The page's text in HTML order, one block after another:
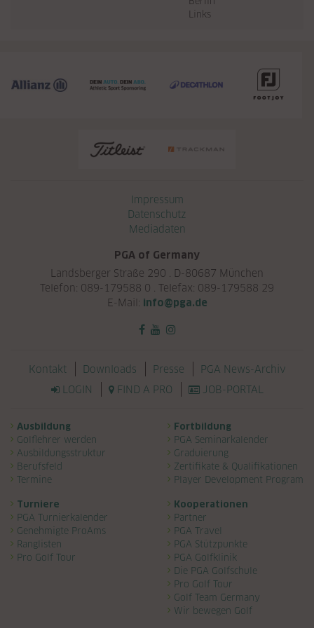
Links
Impressum
Datenschutz
Mediadaten
PGA of Germany
Landsberger Straße 290 . D-80687 München
Telefon: 089-179588 0 . Telefax: 089-179588 29
E-Mail: info@pga.de
Navigation überspringen
Kontakt Downloads Presse
PGA News-Archiv
LOGIN
FIND A PRO JOB-PORTAL
Navigation überspringen
Ausbildung
Golflehrer werden
Ausbildungsstruktur
Berufsfeld
Termine
Fortbildung
PGA Seminarkalender
Graduierung
Zertifikate & Qualifikationen
Player Development Program
Turniere
PGA Turnierkalender
Genehmigte ProAms
Ranglisten
Pro Golf Tour
Kooperationen
Partner
PGA Travel
PGA Stützpunkte
PGA Golfklinik
Die PGA Golfschule
Pro Golf Tour
Golf Team Germany
Wir bewegen Golf